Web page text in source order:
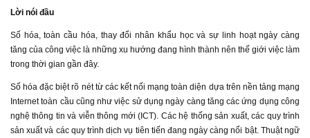
Lời nói đầu
Số hóa, toàn cầu hóa, thay đổi nhân khẩu học và sự linh hoạt ngày càng
tăng của công việc là những xu hướng đang hình thành nên thế giới việc làm
trong thời gian gần đây.
Số hóa đặc biệt rõ nét từ các kết nối mạng toàn diện dựa trên nền tảng mạng
Internet toàn cầu cũng như việc sử dụng ngày càng tăng các ứng dụng công
nghệ thông tin và viễn thông mới (ICT). Các hệ thống sản xuất, các quy trình
sản xuất và các quy trình dịch vụ tiên tiến đang ngày càng nổi bật. Thuật ngữ